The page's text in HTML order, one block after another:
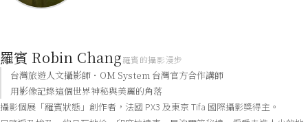
羅賓 Robin Chang羅賓的攝影漫步
台灣旅遊人文攝影師・OM System 台灣官方合作講師
用影像記錄這個世界神秘與美麗的角落
攝影個展「羅賓狀態」創作者，法國 PX3 及東京 Tifa 國際攝影獎得主。